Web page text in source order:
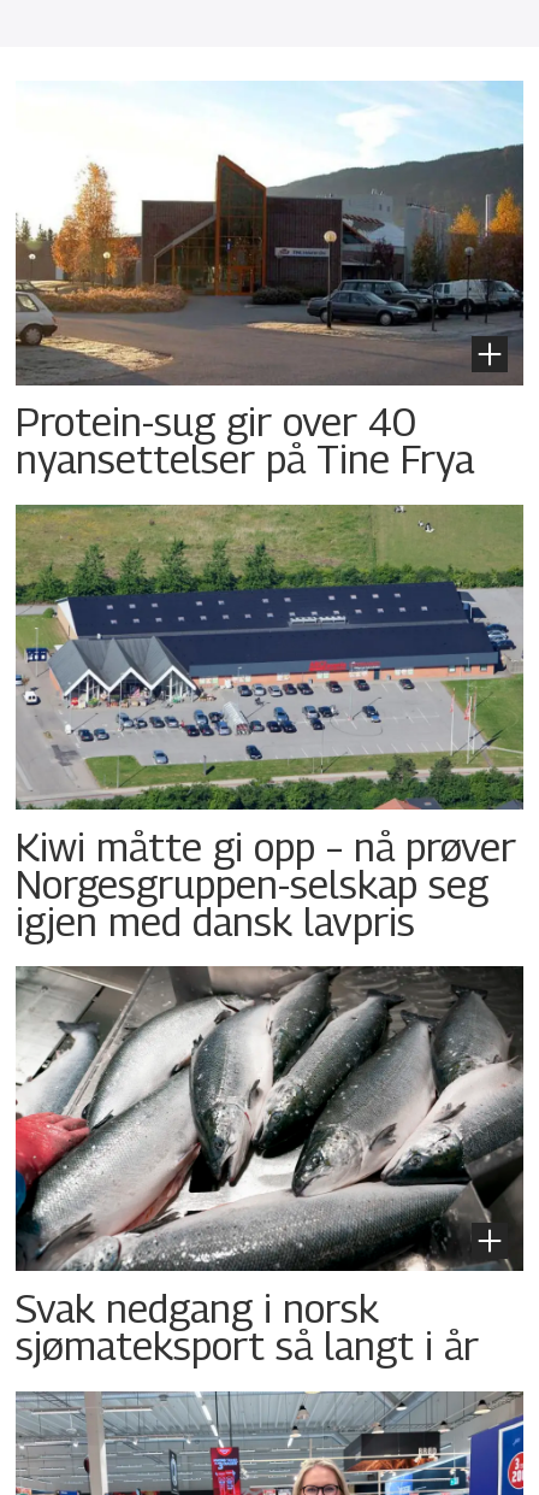
Protein-sug gir over 40
nyansettelser på Tine Frya
Kiwi måtte gi opp – nå prøver
Norgesgruppen-selskap seg
igjen med dansk lavpris
Svak nedgang i norsk
sjømateksport så langt i år